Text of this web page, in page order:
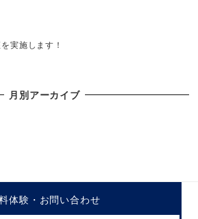
実施します！
月別アーカイブ
体験・ お問い合わせ